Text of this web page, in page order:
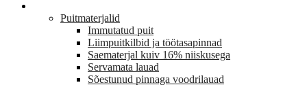
Puitmaterjalid
Immutatud puit
Liimpuitkilbid ja töötasapinnad
Saematerjal kuiv 16% niiskusega
Servamata lauad
Sõestunud pinnaga voodrilauad